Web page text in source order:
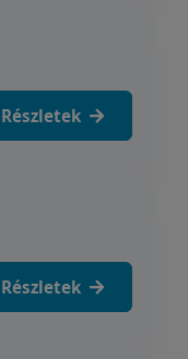
Részletek
Részletek